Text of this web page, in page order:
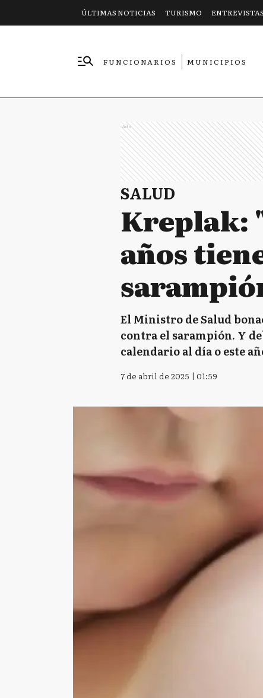
ÚLTIMAS NOTICIAS TURISMO ENTREVISTAS
FUNCIONARIOS
MUNICIPIOS
Ads
SALUD
Kreplak:
años
El Ministro de Salud
contra el sarampión. Y
calendario al día o este
7 de abril de 2025 | 01:59